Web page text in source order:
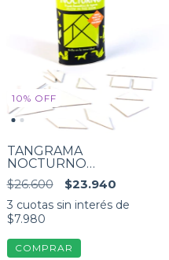
10% OFF
TANGRAMA
NOCTURNO
Fluorescente. Puzzle
para armar figuras. Brilla
en la oscuridad!
$26.600 $23.940
3 cuotas sin interés de
$7.980